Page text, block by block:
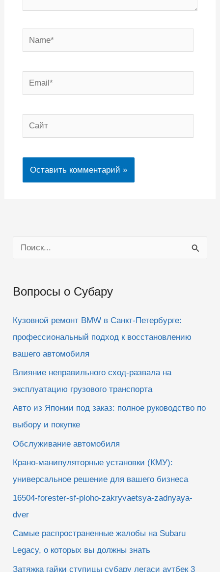
Name*
Email*
Сайт
о
с
Вопросы о Субару
Кузовной ремонт BMW в Санкт-Петербурге:
профессиональный подход к восстановлению
вашего автомобиля
Влияние неправильного сход-развала на
эксплуатацию грузового транспорта
Авто из Японии под заказ: полное руководство по
выбору и покупке
Обслуживание автомобиля
Крано-манипуляторные установки (КМУ):
универсальное решение для вашего бизнеса
16504-forester-sf-ploho-zakryvaetsya-zadnyaya-
dver
Самые распространенные жалобы на Subaru
Legacy, о которых вы должны знать
Затяжка гайки ступицы субару легаси аутбек 3